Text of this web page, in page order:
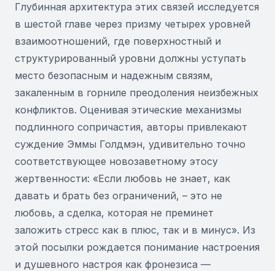
Глубинная архитектура этих связей исследуется
в шестой главе через призму четырех уровней
взаимоотношений, где поверхностный и
структурированный уровни должны уступать
место безопасным и надежным связям,
закаленным в горниле преодоления неизбежных
конфликтов. Оценивая этические механизмы
подлинного сопричастия, авторы привлекают
суждение Эммы Голдмэн, удивительно точно
соответствующее новозаветному этосу
жертвенности: «Если любовь не знает, как
давать и брать без ограничений, – это не
любовь, а сделка, которая не преминет
заложить стресс как в плюс, так и в минус». Из
этой посылки рождается понимание настроения
и душевного настроя как фронезиса —